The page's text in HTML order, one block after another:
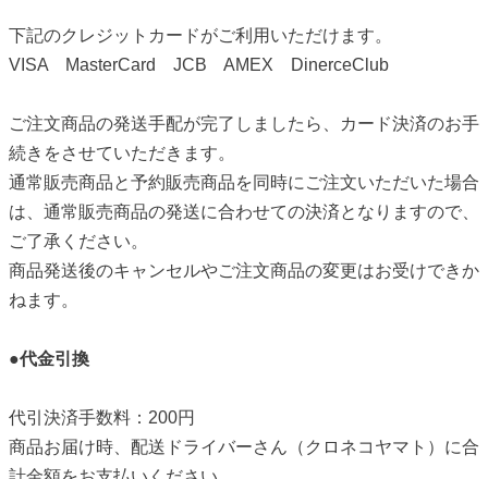
下記のクレジットカードがご利用いただけます。
VISA MasterCard JCB AMEX DinerceClub
ご注文商品の発送手配が完了しましたら、カード決済のお手
続きをさせていただきます。
通常販売商品と予約販売商品を同時にご注文いただいた場合
は、通常販売商品の発送に合わせての決済となりますので、
ご了承ください。
商品発送後のキャンセルやご注文商品の変更はお受けできか
ねます。
●代金引換
代引決済手数料：200円
商品お届け時、配送ドライバーさん（クロネコヤマト）に合